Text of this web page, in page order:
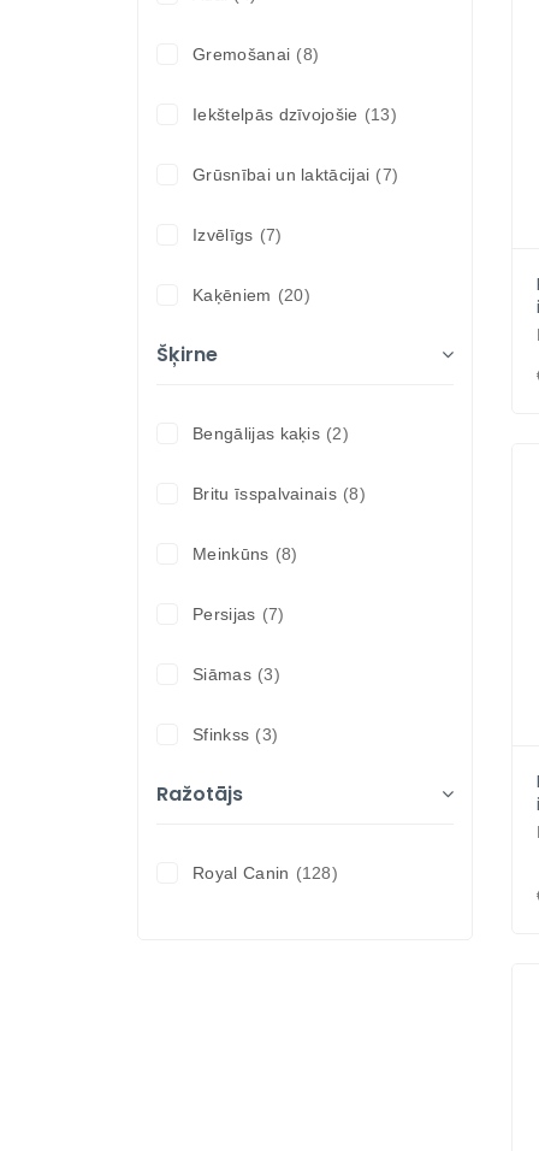
suņiem un kaķiem
Vitamīni suņiem un kaķiem
un kaķiem
Zobu kopšanas līdzekļi suņiem un
Zivju eļļas suņiem un kaķiem
Gremošanai (8)
Iekštelpās dzīvojošie (13)
Grūsnībai un laktācijai (7)
Izvēlīgs (7)
Kaķēniem (20)
Mutes higiēnai
Šķirne
Bengālijas kaķis (2)
Britu īsspalvainais (8)
Meinkūns (8)
Persijas (7)
Siāmas (3)
Sfinkss (3)
Ražotājs
Royal Canin (128)